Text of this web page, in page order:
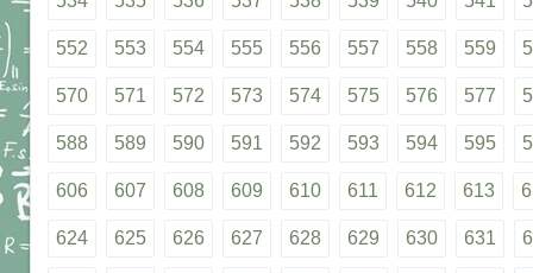
552 553 554 555 556 557 558 559
570 571 572 573 574 575 576 577
588 589 590 591 592 593 594 595
606 607 608 609 610 611 612 613
624 625 626 627 628 629 630 631